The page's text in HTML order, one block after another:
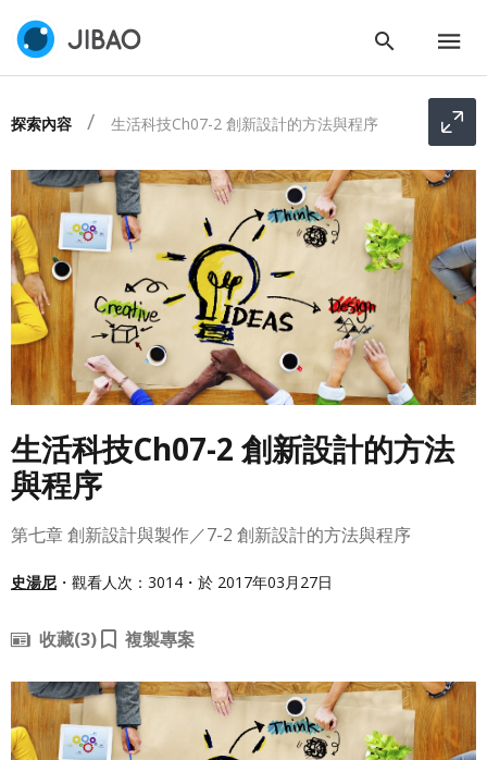
探索內容 生活科技Ch07-2 創新設計的方法與程序
生活科技Ch07-2 創新設計的方法
與程序
第七章 創新設計與製作／7-2 創新設計的方法與程序
史湯尼 ・觀看人次：3014・於 2017年03月27日
收藏(3) 複製專案